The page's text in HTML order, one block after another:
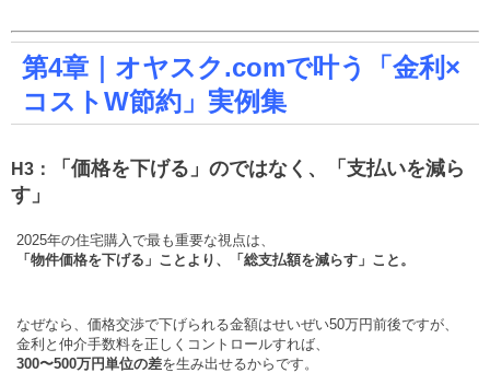
第4章｜オヤスク.comで叶う「金利×
コストW節約」実例集
H3：
「価格を下げる」のではなく、「支払いを減ら
す」
2025年の住宅購入で最も重要な視点は、
「物件価格を下げる」ことより、「総支払額を減らす」こと。
なぜなら、価格交渉で下げられる金額はせいぜい50万円前後ですが、
金利と仲介手数料を正しくコントロールすれば、
300〜500万円単位の差を生み出せるからです。